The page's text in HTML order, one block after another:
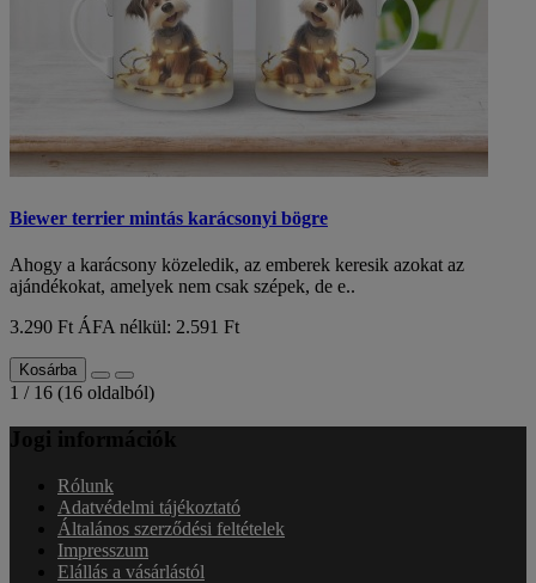
Biewer terrier mintás karácsonyi bögre
Ahogy a karácsony közeledik, az emberek keresik azokat az
ajándékokat, amelyek nem csak szépek, de e..
3.290 Ft ÁFA nélkül: 2.591 Ft
Kosárba
1 / 16 (16 oldalból)
Jogi információk
Rólunk
Adatvédelmi tájékoztató
Általános szerződési feltételek
Impresszum
Elállás a vásárlástól